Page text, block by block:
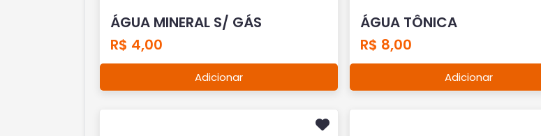
ÁGUA MINERAL S/ GÁS
R$ 4,00
Adicionar
ÁGUA TÔNICA
R$ 8,00
Adicionar